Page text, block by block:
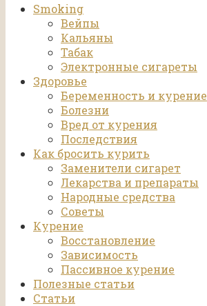
Smoking
Вейпы
Кальяны
Табак
Электронные сигареты
Здоровье
Беременность и курение
Болезни
Вред от курения
Последствия
Как бросить курить
Заменители сигарет
Лекарства и препараты
Народные средства
Советы
Курение
Восстановление
Зависимость
Пассивное курение
Полезные статьи
Статьи